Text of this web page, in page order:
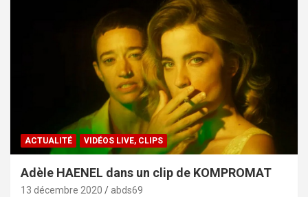
ACTUALITÉ VIDÉOS LIVE, CLIPS
Adèle HAENEL dans un clip de KOMPROMAT
13 décembre 2020 abds69